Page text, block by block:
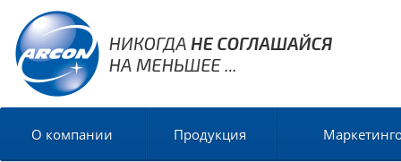
О компании Продукция